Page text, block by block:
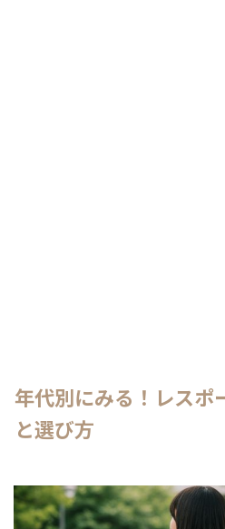
年代別にみる！レスポ
と選び方